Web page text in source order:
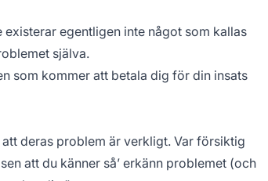
egentligen inte något som kallas
själva.
som kommer att betala dig för din insats
deras problem är verkligt. Var försiktig
att du känner så’ erkänn problemet (och